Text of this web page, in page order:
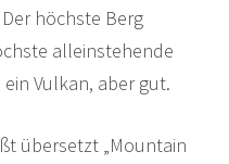
Der höchste Berg
alleinstehende
Vulkan, aber gut.
übersetzt „Mountain